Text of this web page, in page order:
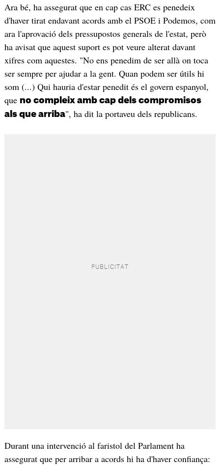
Ara bé, ha assegurat que en cap cas ERC es penedeix
d'haver tirat endavant acords amb el PSOE i Podemos, com
ara l'aprovació dels pressupostos generals de l'estat, però
ha avisat que aquest suport es pot veure alterat davant
xifres com aquestes. "No ens penedim de ser allà on toca
ser sempre per ajudar a la gent. Quan podem ser útils hi
som (...) Qui hauria d'estar penedit és el govern espanyol,
que no compleix amb cap dels compromisos
als que arriba", ha dit la portaveu dels republicans.
Durant una intervenció al faristol del Parlament ha
assegurat que per arribar a acords hi ha d'haver confiança: